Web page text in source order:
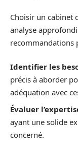
Choisir un cabinet
analyse
recommandations
Identifier les
précis à aborder
adéquation avec
Évaluer
ayant une solide
concerné.